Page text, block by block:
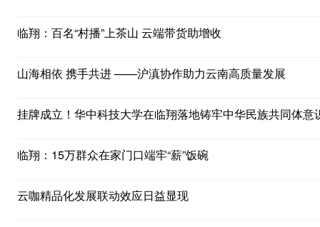
临翔：百名“村播”上茶山 云端带货助增收
山海相依 携手共进 ——沪滇协作助力云南高质量发展
挂牌成立！华中科技大学在临翔落地铸牢中华民族共同体意
临翔：15万群众在家门口端牢“薪”饭碗
云咖精品化发展联动效应日益显现